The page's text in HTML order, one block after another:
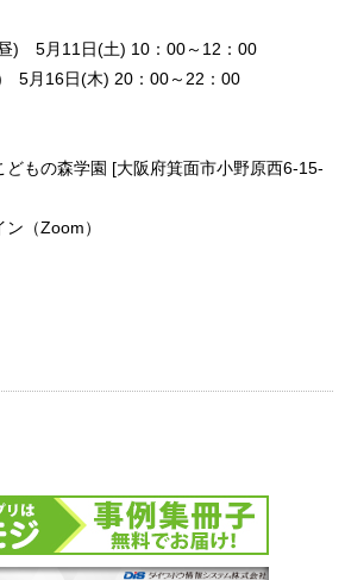
昼) 5月11日(土) 10：00～12：00
) 5月16日(木) 20：00～22：00
もの森学園 [大阪府箕面市小野原西6-15-
（Zoom）